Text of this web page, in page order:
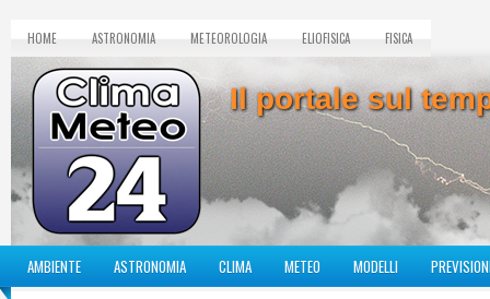
HOME ASTRONOMIA METEOROLOGIA ELIOFISICA FISICA
Il portale sul
AMBIENTE ASTRONOMIA CLIMA METEO MODELLI